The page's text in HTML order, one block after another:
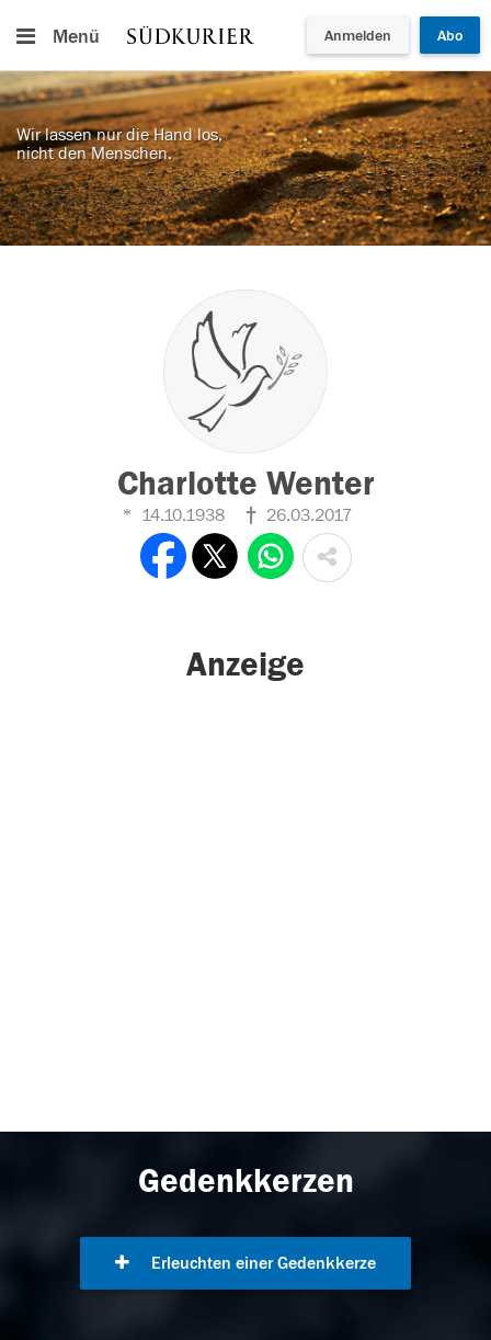
Menü Anmelden Abo
Wir lassen nur die Hand los,
nicht den Menschen.
Charlotte Wenter
14.10.1938 26.03.2017
Anzeige
Gedenkkerzen
Erleuchten einer Gedenkkerze